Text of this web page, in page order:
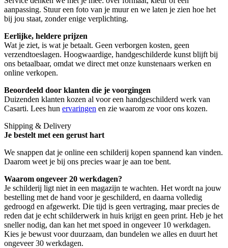
aanpassing. Stuur een foto van je muur en we laten je zien hoe het
bij jou staat, zonder enige verplichting.
Eerlijke, heldere prijzen
Wat je ziet, is wat je betaalt. Geen verborgen kosten, geen
verzendtoeslagen. Hoogwaardige, handgeschilderde kunst blijft bij
ons betaalbaar, omdat we direct met onze kunstenaars werken en
online verkopen.
Beoordeeld door klanten die je voorgingen
Duizenden klanten kozen al voor een handgeschilderd werk van
Casarti. Lees hun ervaringen en zie waarom ze voor ons kozen.
Shipping & Delivery
Je bestelt met een gerust hart
We snappen dat je online een schilderij kopen spannend kan vinden.
Daarom weet je bij ons precies waar je aan toe bent.
Waarom ongeveer 20 werkdagen?
Je schilderij ligt niet in een magazijn te wachten. Het wordt na jouw
bestelling met de hand voor je geschilderd, en daarna volledig
gedroogd en afgewerkt. Die tijd is geen vertraging, maar precies de
reden dat je echt schilderwerk in huis krijgt en geen print. Heb je het
sneller nodig, dan kan het met spoed in ongeveer 10 werkdagen.
Kies je bewust voor duurzaam, dan bundelen we alles en duurt het
ongeveer 30 werkdagen.